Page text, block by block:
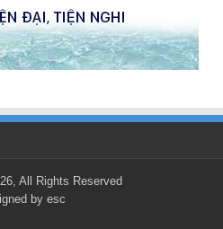
All Rights Reserved
by esc